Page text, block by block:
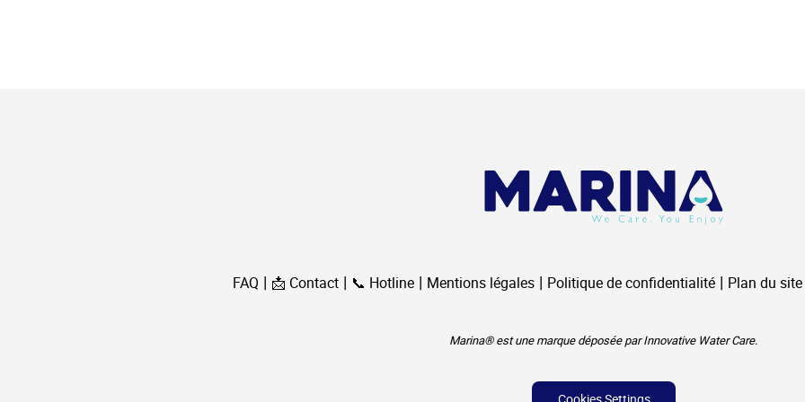
FAQ 📩 Contact 📞 Hotline Mentions légales Politique de confidentialité Plan du site
Marina® est une marque déposée par Innovative Water Care.